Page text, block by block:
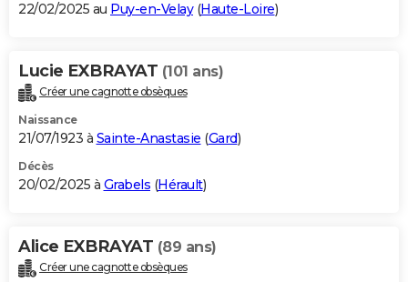
22/02/2025 au Puy-en-Velay(Haute-Loire)
Lucie EXBRAYAT (101 ans)
Créer une cagnotte obsèques
Naissance
21/07/1923 à Sainte-Anastasie (Gard)
Décès
20/02/2025 à Grabels (Hérault)
Alice EXBRAYAT (89 ans)
Créer une cagnotte obsèques